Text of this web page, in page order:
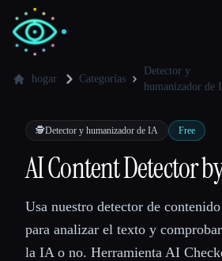
💻 Desarrolladores 📈
🎓 Estudiantes 🎬
hogar Categorías
Detector y
humanizador de
🕵️Detector y humanizador de IA Free
AI Content Detector
Usa nuestro detector de
para analizar el texto y
la IA o no. Herramienta AI